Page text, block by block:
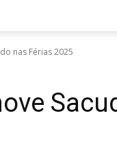
nas Férias 2025